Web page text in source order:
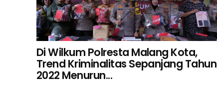
Di Wilkum Polresta Malang Kota,
Trend Kriminalitas Sepanjang Tahun
2022 Menurun...